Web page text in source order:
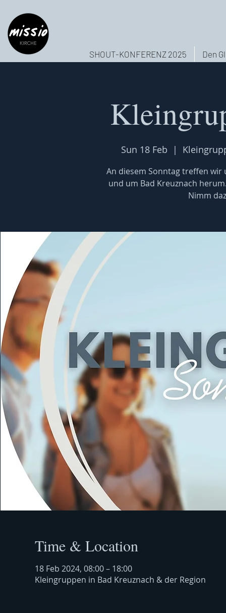
Den
SHOUT-KONFERENZ 2025
Sun 18 Feb
  |
An diesem Sonntag treffen
und um Bad Kreuznach
Nimm
Time & Location
18 Feb 2024, 08:00 – 18:00
Kleingruppen in Bad Kreuznach & der Region